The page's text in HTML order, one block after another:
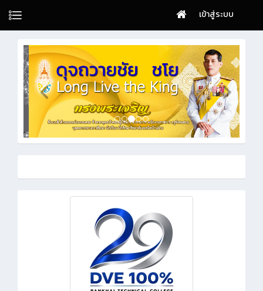
เข้าสู่ระบบ